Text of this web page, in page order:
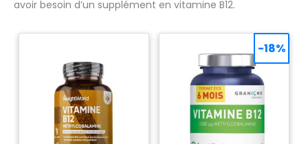
avoir besoin d’un supplément en vitamine B12.
-18%